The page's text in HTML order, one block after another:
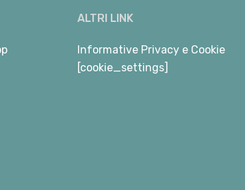
ALTRI LINK
Informative Privacy e Cookie
[cookie_settings]